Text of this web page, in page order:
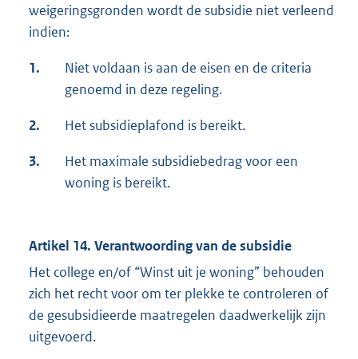
weigeringsgronden wordt de subsidie niet verleend
indien:
1.
Niet voldaan is aan de eisen en de criteria
genoemd in deze regeling.
2. Het subsidieplafond is bereikt.
3.
Het maximale subsidiebedrag voor een
woning is bereikt.
Artikel 14. Verantwoording van de subsidie
Het college en/of “Winst uit je woning” behouden
zich het recht voor om ter plekke te controleren of
de gesubsidieerde maatregelen daadwerkelijk zijn
uitgevoerd.